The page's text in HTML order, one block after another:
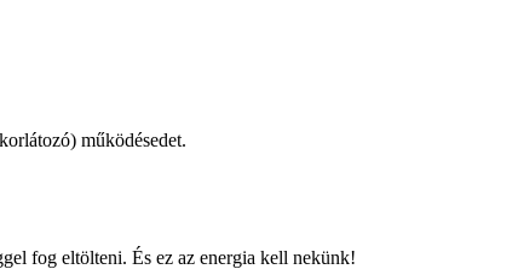
működésedet.
fog eltölteni. És ez az energia kell nekünk!